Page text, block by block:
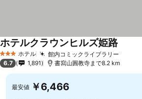
3 ホテルのランク
ホテル 館内コミックライブラリー
ホテルクラウンヒルズ姫路
6.7 1,891 書寫山圓教寺まで8.2 km
最安値 ￥6,466